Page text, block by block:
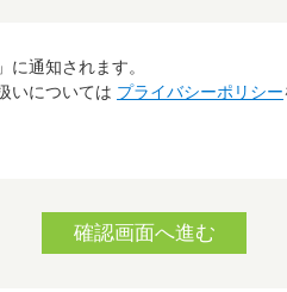
通知されます。
いについては プライバシーポリシー